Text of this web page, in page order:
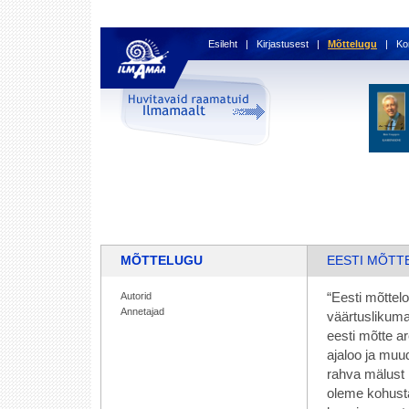
Esileht | Kirjastusest | Mõttelugu |
MÕTTELUGU
Autorid
Annetajad
EESTI
“Eesti
eesti mõtte
ajaloo ja
rahva mälust
oleme